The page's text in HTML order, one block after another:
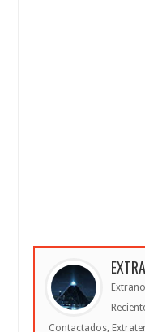
Contactados,